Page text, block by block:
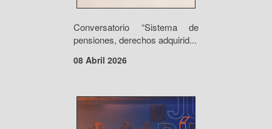
Conversatorio “Sistema de
pensiones, derechos adquirid...
08 Abril 2026